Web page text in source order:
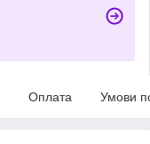
Оплата Умови